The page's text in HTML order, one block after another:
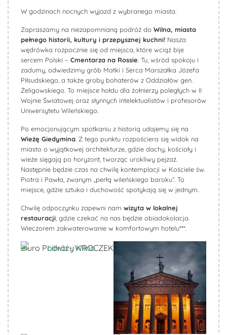
W godzinach nocnych wyjazd z wybranego miasta.
Zapraszamy na niezapomnianą podróż do Wilna, miasta
pełnego historii, kultury i przepysznej kuchni! Nasza
wędrówka rozpocznie się od miejsca, które wciąż bije
sercem Polski – Cmentarza na Rossie . Tu, wśród spokoju i
zadumy, odwiedzimy grób Matki i Serca Marszałka Józefa
Piłsudskiego, a także groby bohaterów z Oddziałów gen.
Żeligowskiego. To miejsce hołdu dla żołnierzy poległych w II
Wojnie Światowej oraz słynnych intelektualistów i profesorów
Uniwersytetu Wileńskiego.
Po emocjonującym spotkaniu z historią udajemy się na
Wieżę Giedymina . Z tego punktu rozpościera się widok na
miasto o wyjątkowej architekturze, gdzie dachy, kościoły i
wieże sięgają po horyzont, tworząc urokliwy pejzaż.
Następnie będzie czas na chwilę kontemplacji w Kościele św.
Piotra i Pawła, zwanym „perłą wileńskiego baroku”. To
miejsce, gdzie sztuka i duchowość spotykają się w jednym.
Chwilę odpoczynku zapewni nam wizyta w lokalnej
restauracji , gdzie czekać na nas będzie obiadokolacja.
Wieczorem zakwaterowanie w komfortowym hotelu***.
Biuro Podróży KROCZEK Biuro Podróży KROCZEK